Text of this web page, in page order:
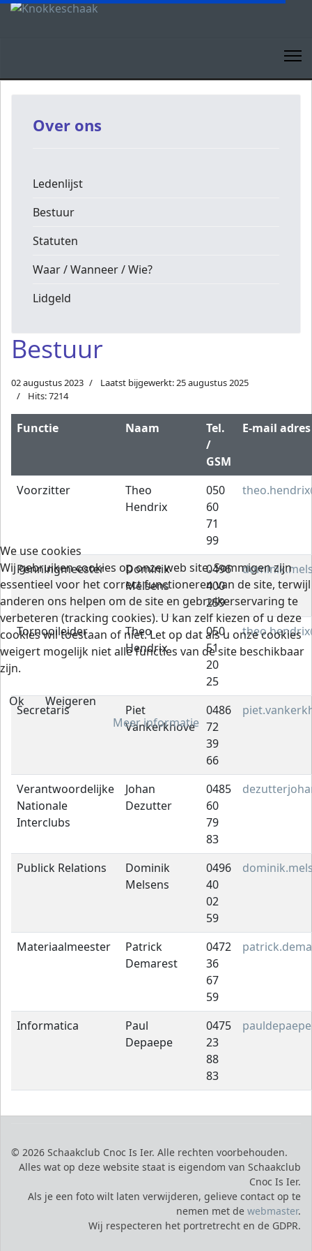
Over ons
Ledenlijst
Bestuur
Statuten
Waar / Wanneer / Wie?
Lidgeld
Bestuur
02 augustus 2023
Laatst bijgewerkt: 25 augustus 2025
Hits: 7214
Functie Naam
Tel.
/
GSM
E-mail
Voorzitter
Theo
Hendrix
050
60
71
99
Penningmeester
Dominik
Melsens
0496
400
259
Tornooileider
Theo
Hendrix
050
51
20
25
Secretaris
Piet
Vankerkhove
0486
72
39
66
Verantwoordelijke
Nationale
Interclubs
Johan
Dezutter
0485
60
79
83
Publick Relations
Dominik
Melsens
0496
40
02
59
Materiaalmeester
Patrick
Demarest
0472
36
67
59
Informatica
Paul
Depaepe
0475
23
88
83
© 2026 Schaakclub Cnoc Is Ier. Alle rechten voorbehouden.
Alles wat op deze website staat is eigendom van Schaakclub
Cnoc Is Ier.
Als je een foto wilt laten verwijderen, gelieve contact op te
nemen met de webmaster.
Wij respecteren het portretrecht en de GDPR.
We use cookies
Wij gebruiken cookies op onze web site. Sommigen zijn
essentieel voor het correct functioneren van de site, terwijl
anderen ons helpen om de site en gebruikerservaring te
verbeteren (tracking cookies). U kan zelf kiezen of u deze
cookies wil toestaan of niet. Let op dat als u onze cookies
weigert mogelijk niet alle functies van de site beschikbaar
zijn.
Ok
Weigeren
Meer informatie